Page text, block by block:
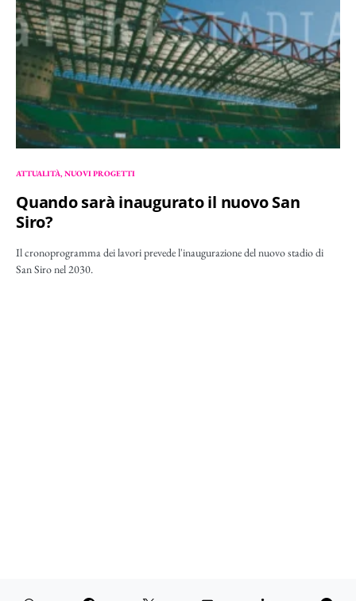
ATTUALITÀ NUOVI PROGETTI
Quando sarà inaugurato il nuovo San
Siro?
Il cronoprogramma dei lavori prevede l'inaugurazione del nuovo stadio di
San Siro nel 2030.